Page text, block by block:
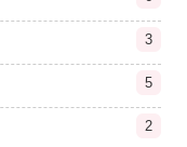
3
5
2